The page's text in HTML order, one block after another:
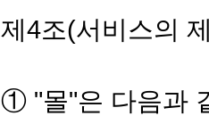
제4조(서비스의
① "몰"은 다음과